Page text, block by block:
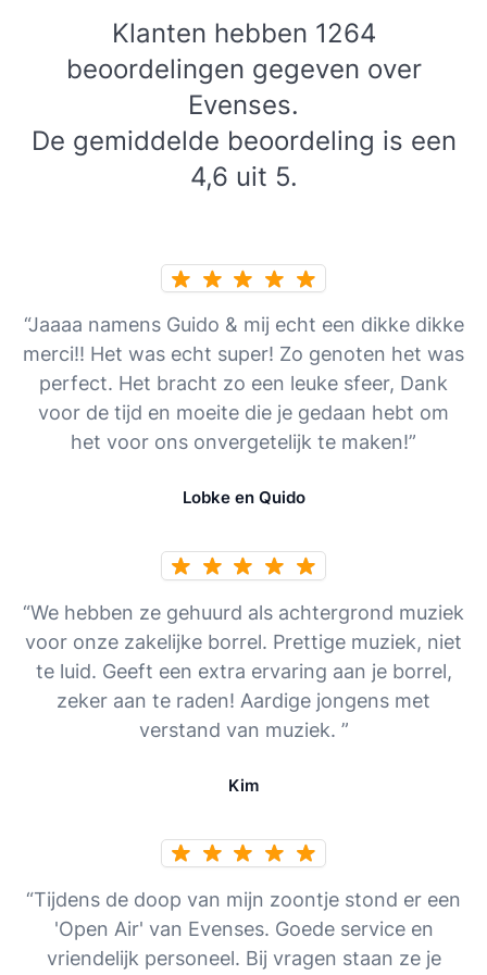
Klanten hebben 1264
beoordelingen gegeven over
Evenses.
De gemiddelde beoordeling is een
4,6 uit 5.
“Jaaaa namens Guido & mij echt een dikke dikke
merci!! Het was echt super! Zo genoten het was
perfect. Het bracht zo een leuke sfeer, Dank
voor de tijd en moeite die je gedaan hebt om
het voor ons onvergetelijk te maken!”
Lobke en Quido
“We hebben ze gehuurd als achtergrond muziek
voor onze zakelijke borrel. Prettige muziek, niet
te luid. Geeft een extra ervaring aan je borrel,
zeker aan te raden! Aardige jongens met
verstand van muziek. ”
Kim
“Tijdens de doop van mijn zoontje stond er een
'Open Air' van Evenses. Goede service en
vriendelijk personeel. Bij vragen staan ze je